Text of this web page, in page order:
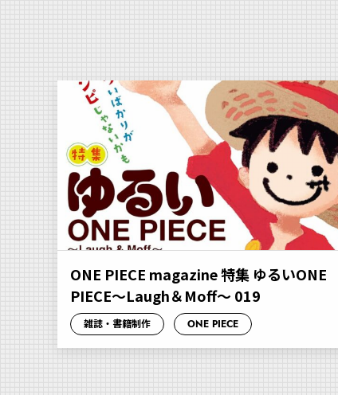
ONE PIECE magazine 特集 ゆるいONE
PIECE～Laugh＆Moff～ 019
雑誌・書籍制作 ONE PIECE